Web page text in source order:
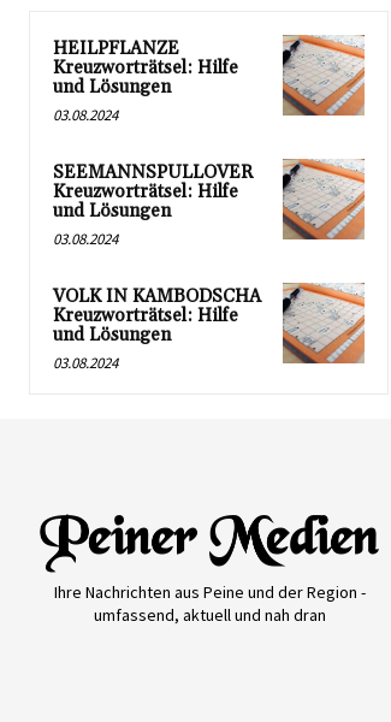
HEILPFLANZE
Kreuzworträtsel: Hilfe
und Lösungen
03.08.2024
SEEMANNSPULLOVER
Kreuzworträtsel: Hilfe
und Lösungen
03.08.2024
VOLK IN KAMBODSCHA
Kreuzworträtsel: Hilfe
und Lösungen
03.08.2024
Ihre Nachrichten aus Peine und der Region -
umfassend, aktuell und nah dran